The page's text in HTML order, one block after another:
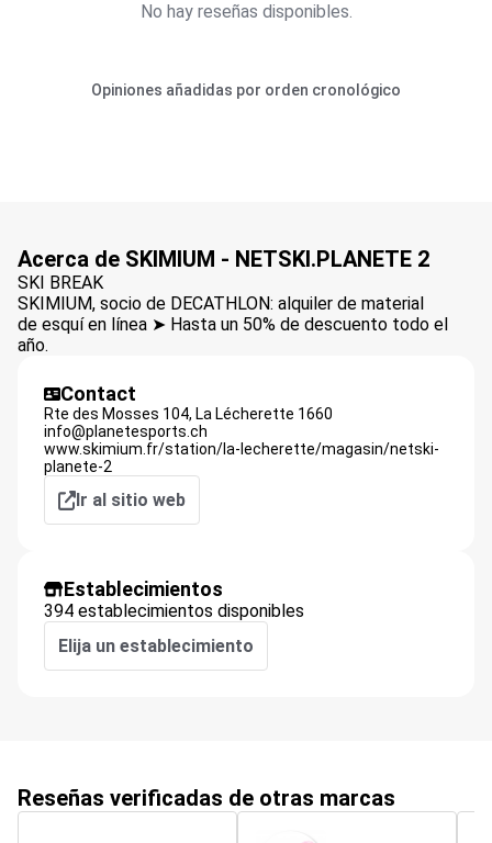
No hay reseñas disponibles.
Opiniones añadidas por orden cronológico
Acerca de SKIMIUM - NETSKI.PLANETE 2
SKI BREAK
SKIMIUM, socio de DECATHLON: alquiler de material
de esquí en línea ➤ Hasta un 50% de descuento todo el
año.
Contact
Rte des Mosses 104, La Lécherette 1660
info@planetesports.ch
www.skimium.fr/station/la-lecherette/magasin/netski-
planete-2
Ir al sitio web
Establecimientos
394 establecimientos disponibles
Elija un establecimiento
Reseñas verificadas de otras marcas